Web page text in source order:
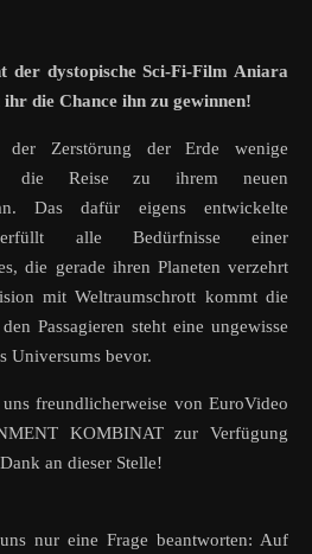
der dystopische Sci-Fi-Film Aniara
die Chance ihn zu gewinnen!
Zerstörung der Erde wenige
die Reise zu ihrem neuen
Das dafür eigens entwickelte
alle Bedürfnisse einer
die gerade ihren Planeten verzehrt
mit Weltraumschrott kommt die
Passagieren steht eine ungewisse
Universums bevor.
freundlicherweise von EuroVideo
KOMBINAT zur Verfügung
an dieser Stelle!
nur eine Frage beantworten: Auf